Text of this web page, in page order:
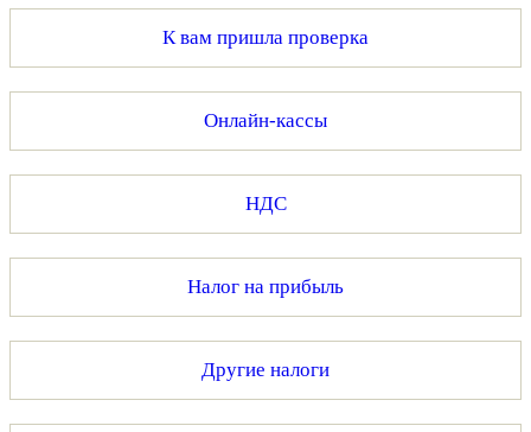
К вам пришла проверка
Онлайн-кассы
НДС
Налог на прибыль
Другие налоги